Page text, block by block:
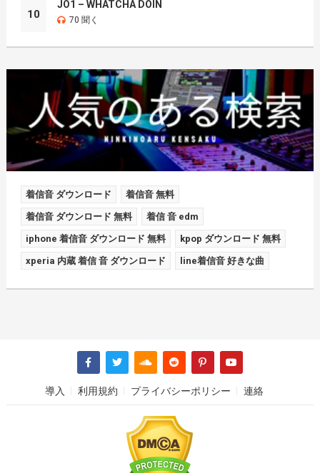
10
JO1 – WHATCHA DOIN
70 聞く
着信音 ダウンロード 着信音 無料
着信音 ダウンロード 無料 着信 音 edm
iphone 着信音 ダウンロード 無料 kpop ダウンロード 無料
xperia 内蔵 着信 音 ダウンロード line着信音 好きな曲
導入 利用規約 プライバシーポリシー 連絡